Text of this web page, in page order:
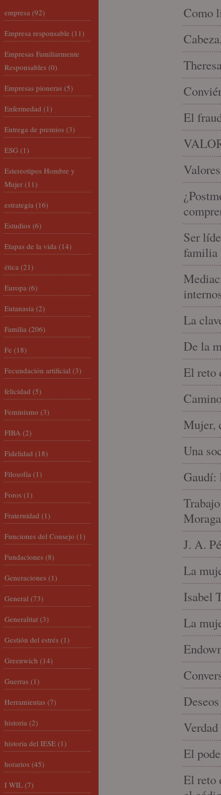
Como
El
Ser
familia
La
De la
El reto
Mujer,
Una
Gaudí:
J. A.
La
Isabel
La
El
El reto
empresa (92)
Empresa responsable (11)
Empresas Familiarmente
Responsables (0)
Empresas pioneras (5)
Enfermedad (1)
Entrega de premios (3)
ESG (1)
Estereotipos Hombre y
Mujer (11)
estrategia (16)
Estudios (6)
Etapas de la vida (14)
ética (21)
Europa (6)
Eutanasia (2)
Familia (206)
Fe (18)
Fecundación artificial (3)
felicidad (5)
Feminismo (3)
FIBA (2)
Fidelidad (18)
Filosofía (1)
Foros (1)
Fraternidad (1)
Funciones del Consejo (1)
Fundaciones (8)
Generaciones (1)
General (73)
Generalitat (3)
Gestión del estrés (1)
Greenwich (14)
Guerras (1)
Herramientas (7)
historia (2)
historia del IESE (1)
horarios (45)
I WIL (7)